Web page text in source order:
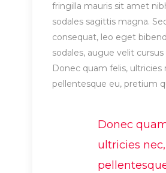
fringilla mauris sit amet
sodales sagittis magna.
consequat, leo eget
sodales, augue velit cursus
Donec quam felis, ultricies
pellentesque eu, pretium
Donec
ultricies nec,